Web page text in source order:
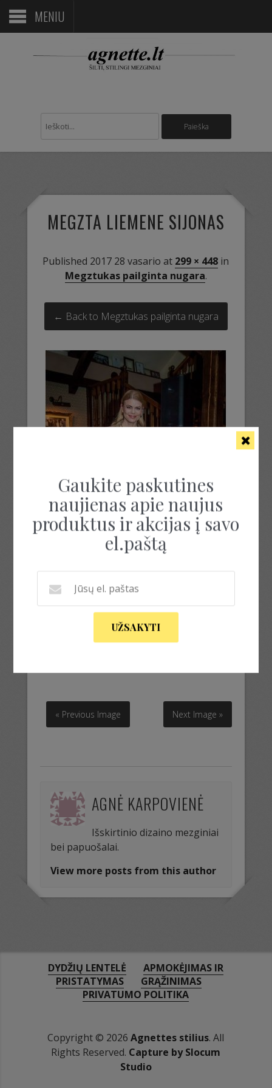
MENIU
MEGZTA LIEMENE SIJONAS
Published 2017 28 vasario at 299 × 448 in
Megztukas pailginta nugara.
← Back to Megztukas pailginta nugara
megzta liemene sijonas
« Previous Image Next Image »
AGNĖ KARPOVIENĖ
Išskirtinio dizaino mezginiai
bei papuošalai.
View more posts from this author
DYDŽIŲ LENTELĖ
APMOKĖJIMAS IR
PRISTATYMAS
GRĄŽINIMAS
PRIVATUMO POLITIKA
Copyright © 2026Agnettes stilius. All
Rights Reserved. Capture by Slocum
Studio
Gaukite paskutines
naujienas apie naujus
produktus ir akcijas į savo
el.paštą
UŽSAKYTI